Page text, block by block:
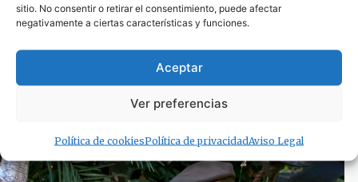
sitio. No consentir o retirar el consentimiento, puede afectar
negativamente a ciertas características y funciones.
Aceptar
Ver preferencias
Política de cookiesPolítica de privacidadAviso Legal
Antes la marea traía hermosas conchas…Por el